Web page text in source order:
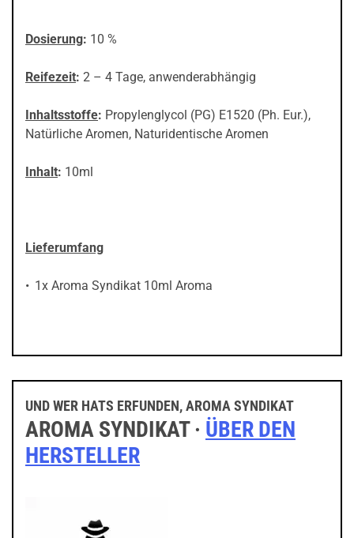
Dosierung: 10 %
Reifezeit: 2 – 4 Tage, anwenderabhängig
Inhaltsstoffe: Propylenglycol (PG) E1520 (Ph. Eur.),
Natürliche Aromen, Naturidentische Aromen
Inhalt: 10ml
Lieferumfang
1x Aroma Syndikat 10ml Aroma
UND WER HATS ERFUNDEN, AROMA SYNDIKAT
AROMA SYNDIKAT · ÜBER DEN
HERSTELLER